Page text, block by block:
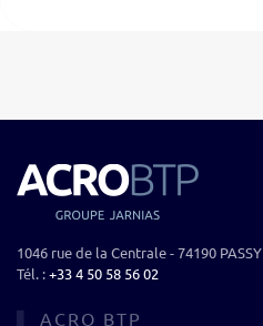
1046 rue de la Centrale - 74190 PASSY
Tél. :+33 4 50 58 56 02‬
ACRO BTP